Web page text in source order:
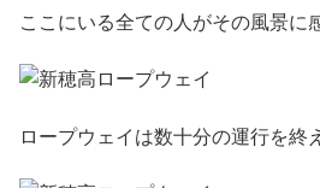
ここにいる全ての人がその風景に
ロープウェイは数十分の運行を終